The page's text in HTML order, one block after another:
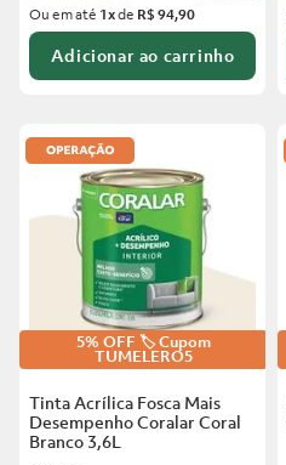
Ou em até 1xde R$ 94,90
Adicionar ao carrinho
5% OFF 🏷️ Cupom
TUMELERO5
Tinta Acrílica Fosca Mais
Desempenho Coralar Coral
Branco 3,6L